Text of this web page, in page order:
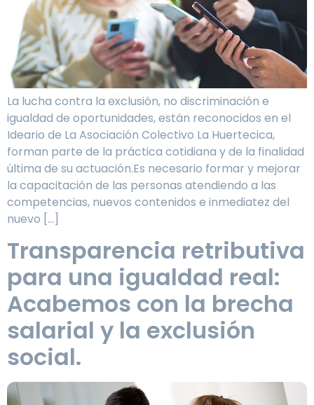
La lucha contra la exclusión, no discriminación e
igualdad de oportunidades, están reconocidos en el
Ideario de La Asociación Colectivo La Huertecica,
forman parte de la práctica cotidiana y de la finalidad
última de su actuación.Es necesario formar y mejorar
la capacitación de las personas atendiendo a las
competencias, nuevos contenidos e inmediatez del
nuevo […]
Transparencia retributiva
para una igualdad real:
Acabemos con la brecha
salarial y la exclusión
social.